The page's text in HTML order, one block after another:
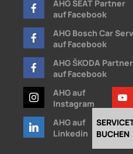
BUCHEN
AHG SEAT Partner
auf Facebook
AHG Bosch Car
auf Facebook
AHG ŠKODA Partner
auf Facebook
AHG auf
Instagram
AHG auf
Linkedin